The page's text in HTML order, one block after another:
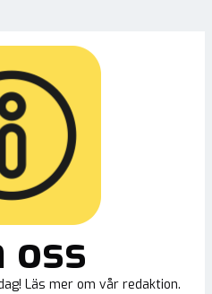
oss
Läs mer om vår redaktion.